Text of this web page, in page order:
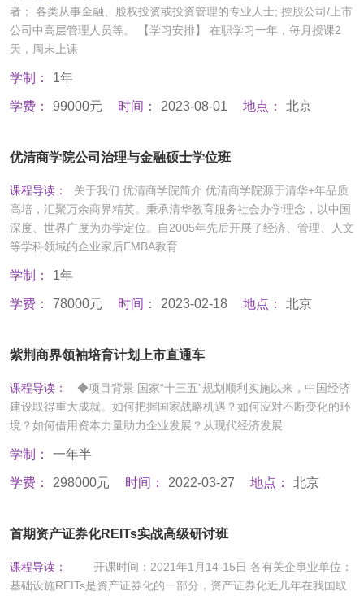
者； 各类从事金融、股权投资或投资管理的专业人士; 控股公司/上市
公司中高层管理人员等。 【学习安排】 在职学习一年，每月授课2
天，周末上课
学制： 1年
学费： 99000元 时间： 2023-08-01 地点： 北京
优清商学院公司治理与金融硕士学位班
课程导读：
关于我们 优清商学院简介 优清商学院源于清华+年品质
高培，汇聚万余商界精英。秉承清华教育服务社会办学理念，以中国
深度、世界广度为办学定位。自2005年先后开展了经济、管理、人文
等学科领域的企业家后EMBA教育
学制： 1年
学费： 78000元 时间： 2023-02-18 地点： 北京
紫荆商界领袖培育计划上市直通车
课程导读：
◆项目背景 国家“十三五”规划顺利实施以来，中国经济
建设取得重大成就。如何把握国家战略机遇？如何应对不断变化的环
境？如何借用资本力量助力企业发展？从现代经济发展
学制： 一年半
学费： 298000元 时间： 2022-03-27 地点： 北京
首期资产证券化REITs实战高级研讨班
课程导读：
开课时间：2021年1月14-15日 各有关企事业单位：
基础设施REITs是资产证券化的一部分，资产证券化近几年在我国取